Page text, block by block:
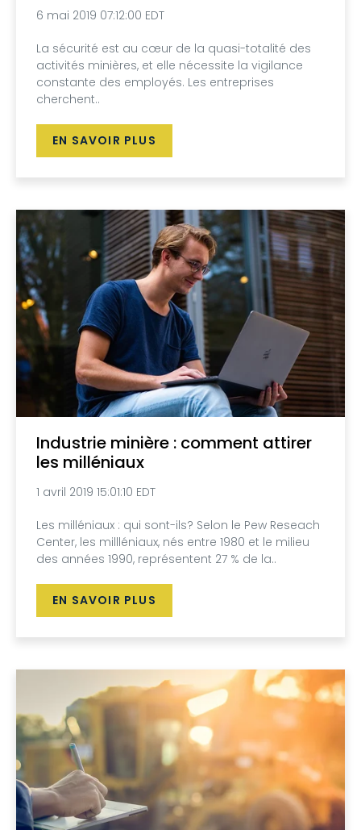
6 mai 2019 07:12:00 EDT
La sécurité est au cœur de la quasi-totalité des
activités minières, et elle nécessite la vigilance
constante des employés. Les entreprises
cherchent..
EN SAVOIR PLUS
Industrie minière : comment attirer
les milléniaux
1 avril 2019 15:01:10 EDT
Les milléniaux : qui sont-ils? Selon le Pew Reseach
Center, les millléniaux, nés entre 1980 et le milieu
des années 1990, représentent 27 % de la..
EN SAVOIR PLUS